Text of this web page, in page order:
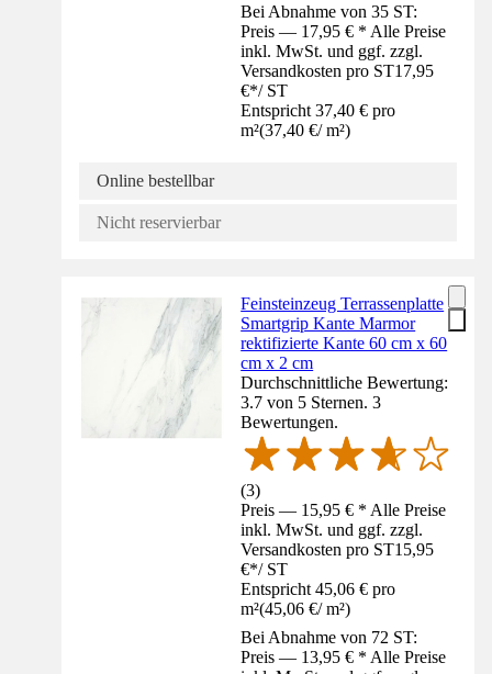
Bei Abnahme von 35 ST:
Preis — 17,95 € * Alle Preise
inkl. MwSt. und ggf. zzgl.
Versandkosten pro ST17,95
€*/ ST
Entspricht 37,40 € pro
m²(37,40 €/ m²)
Online bestellbar
Nicht reservierbar
Feinsteinzeug Terrassenplatte
Smartgrip Kante Marmor
rektifizierte Kante 60 cm x 60
cm x 2 cm
Durchschnittliche Bewertung:
3.7 von 5 Sternen. 3
Bewertungen.
(3)
Preis — 15,95 € * Alle Preise
inkl. MwSt. und ggf. zzgl.
Versandkosten pro ST15,95
€*/ ST
Entspricht 45,06 € pro
m²(45,06 €/ m²)
Bei Abnahme von 72 ST:
Preis — 13,95 € * Alle Preise